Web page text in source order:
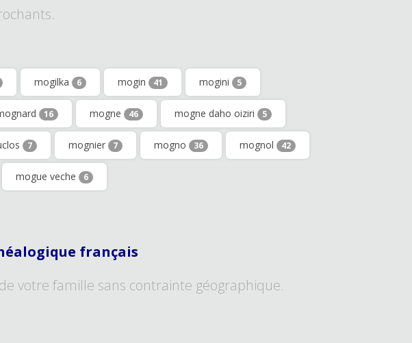
mogilka 6 mogin 41 mogini 5
16 mogne 46 mogne daho oiziri 5
7 mognier 7 mogno 36 mognol 42
mogue veche 6
français
votre famille sans contrainte géographique.